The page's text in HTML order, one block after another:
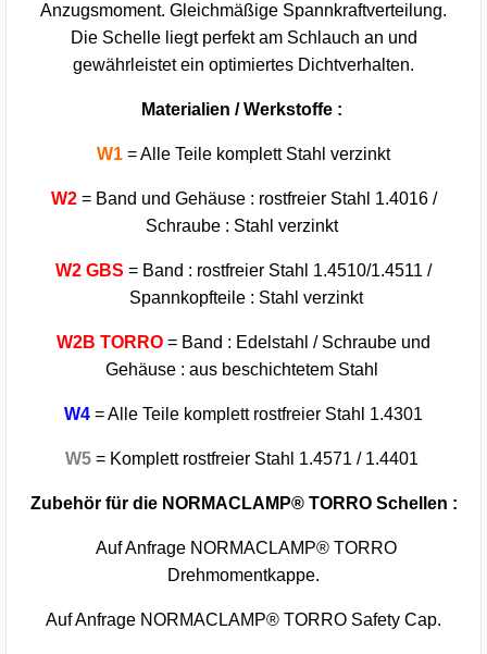
Anzugsmoment. Gleichmäßige Spannkraftverteilung.
Die Schelle liegt perfekt am Schlauch an und
gewährleistet ein optimiertes Dichtverhalten.
Materialien / Werkstoffe :
W1 = Alle Teile komplett Stahl verzinkt
W2 = Band und Gehäuse : rostfreier Stahl 1.4016 /
Schraube : Stahl verzinkt
W2 GBS = Band : rostfreier Stahl 1.4510/1.4511 /
Spannkopfteile : Stahl verzinkt
W2B TORRO = Band : Edelstahl / Schraube und
Gehäuse : aus beschichtetem Stahl
W4 = Alle Teile komplett rostfreier Stahl 1.4301
W5= Komplett rostfreier Stahl 1.4571 / 1.4401
Zubehör für die NORMACLAMP® TORRO Schellen :
Auf Anfrage NORMACLAMP® TORRO
Drehmomentkappe.
Auf Anfrage NORMACLAMP® TORRO Safety Cap.